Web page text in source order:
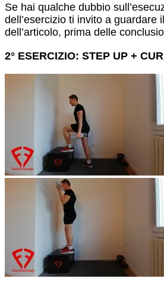
Se hai qualche dubbio
dell’esercizio ti invito a guardare il
dell’articolo, prima delle
2° ESERCIZIO: STEP UP +